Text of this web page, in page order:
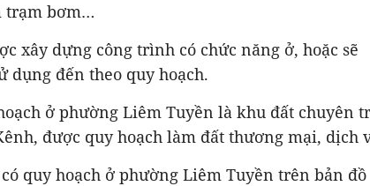
trạm bơm…
xây dựng công trình có chức năng ở, hoặc sẽ
dụng đến theo quy hoạch.
ở phường Liêm Tuyền là khu đất chuyên
được quy hoạch làm đất thương mại, dịch
quy hoạch ở phường Liêm Tuyền trên bản đồ